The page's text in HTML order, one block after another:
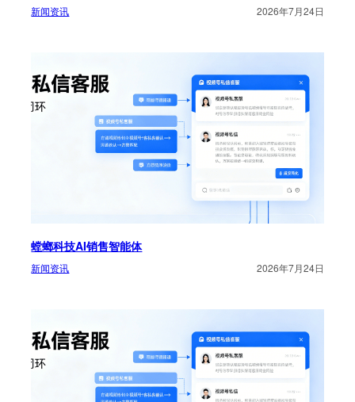
新闻资讯 2026年7月24日
螳螂科技AI销售智能体
新闻资讯 2026年7月24日